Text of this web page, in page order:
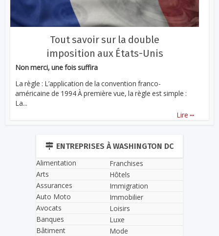
Tout savoir sur la double
imposition aux États-Unis
Non merci, une fois suffira
La règle : L’application de la convention franco-
américaine de 1994 À première vue, la règle est simple :
La...
Lire ...
ENTREPRISES À WASHINGTON DC
Alimentation
Arts
Assurances
Auto Moto
Avocats
Banques
Bâtiment
Franchises
Hôtels
Immigration
Immobilier
Loisirs
Luxe
Mode